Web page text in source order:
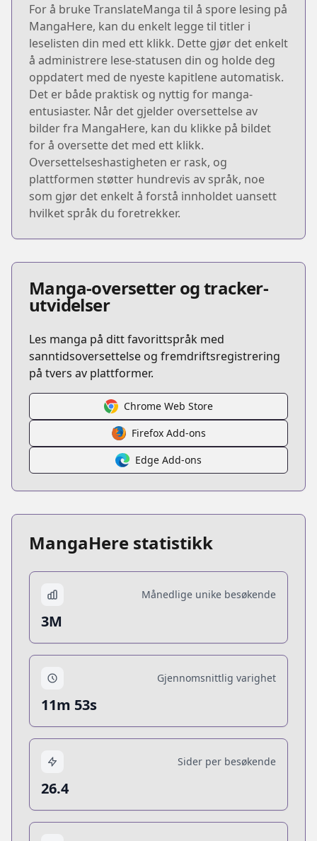
For å bruke TranslateManga til å spore lesing på
MangaHere, kan du enkelt legge til titler i
leselisten din med ett klikk. Dette gjør det enkelt
å administrere lese-statusen din og holde deg
oppdatert med de nyeste kapitlene automatisk.
Det er både praktisk og nyttig for manga-
entusiaster. Når det gjelder oversettelse av
bilder fra MangaHere, kan du klikke på bildet
for å oversette det med ett klikk.
Oversettelseshastigheten er rask, og
plattformen støtter hundrevis av språk, noe
som gjør det enkelt å forstå innholdet uansett
hvilket språk du foretrekker.
Manga-oversetter og tracker-
utvidelser
Les manga på ditt favorittspråk med
sanntidsoversettelse og fremdriftsregistrering
på tvers av plattformer.
Chrome Web Store
Firefox Add-ons
Edge Add-ons
MangaHere statistikk
Månedlige unike besøkende
3M
Gjennomsnittlig varighet
11m 53s
Sider per besøkende
26.4